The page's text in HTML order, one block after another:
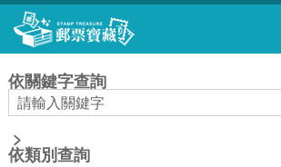
跳到主要內容區塊
依關鍵字查詢
>
依類別查詢